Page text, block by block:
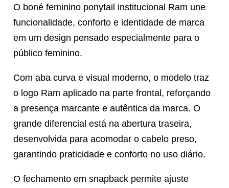
O boné feminino ponytail institucional Ram une
funcionalidade, conforto e identidade de marca
em um design pensado especialmente para o
público feminino.
Com aba curva e visual moderno, o modelo traz
o logo Ram aplicado na parte frontal, reforçando
a presença marcante e autêntica da marca. O
grande diferencial está na abertura traseira,
desenvolvida para acomodar o cabelo preso,
garantindo praticidade e conforto no uso diário.
O fechamento em snapback permite ajuste